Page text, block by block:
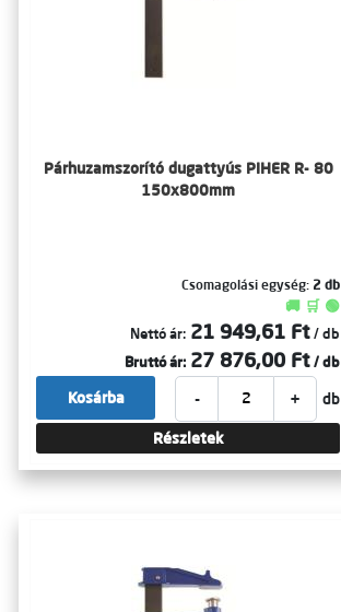
Párhuzamszorító dugattyús PIHER R- 80
150x800mm
Csomagolási egység: 2 db
🚚 🛒 🟢
Nettó ár: 21 949,61 Ft / db
Bruttó ár: 27 876,00 Ft / db
- + db
Kosárba
Részletek